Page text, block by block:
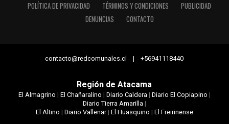
POLÍTICA DE PRIVACIDAD
TÉRMINOS Y CONDICIONES
PUBLICIDAD
DENUNCIAS
CONTACTO
contacto@redcomunales.cl | +56941118440
Región de Atacama
El Almagrino | El Chañaralino | Diario Caldera | Diario El Copiapino |
Diario Tierra Amarilla |
El Altino | Diario Vallenar| El Huasquino | El Freirinense